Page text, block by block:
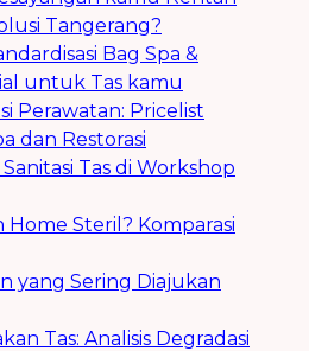
Tangerang?
Bag Spa &
untuk Tas kamu
Perawatan: Pricelist
dan Restorasi
Tas di Workshop
Home Steril? Komparasi
yang Sering Diajukan
Tas: Analisis Degradasi